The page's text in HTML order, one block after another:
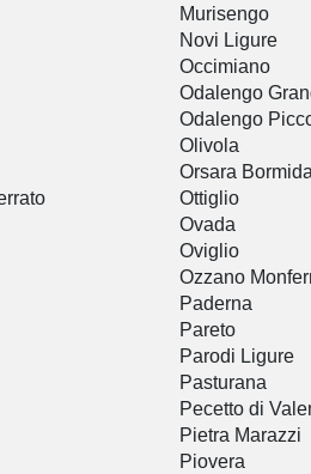
Murisengo
Novi Ligure
Occimiano
Odalengo
Odalengo
Olivola
Orsara Bormida
Ottiglio
Ovada
Oviglio
Ozzano
Paderna
Pareto
Parodi Ligure
Pasturana
Pecetto di
Pietra Marazzi
Piovera